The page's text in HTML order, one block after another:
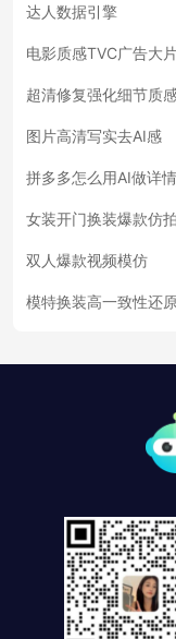
达人数据引擎
电影质感TVC广告大
超清修复强化细节质
图片高清写实去AI感
拼多多怎么用AI做详
女装开门换装爆款仿拍
双人爆款视频模仿
模特换装高一致性还